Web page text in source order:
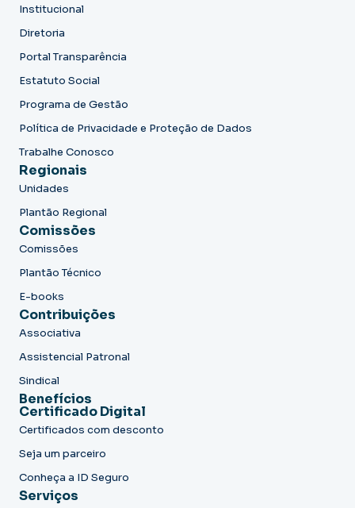
Institucional
Diretoria
Portal Transparência
Estatuto Social
Programa de Gestão
Política de Privacidade e Proteção de Dados
Trabalhe Conosco
Regionais
Unidades
Plantão Regional
Comissões
Comissões
Plantão Técnico
E-books
Contribuições
Associativa
Assistencial Patronal
Sindical
Benefícios
Certificado Digital
Certificados com desconto
Seja um parceiro
Conheça a ID Seguro
Serviços